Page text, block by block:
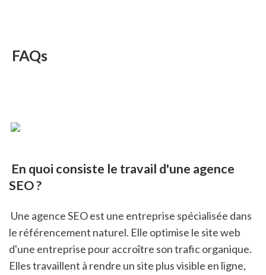
FAQs
SEO ?
le référencement naturel. Elle optimise le site web
d'une entreprise pour accroître son trafic organique.
Elles travaillent à rendre un site plus visible en ligne,